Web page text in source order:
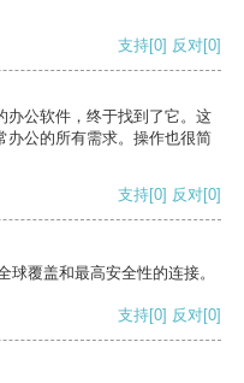
支持[0] 反对[0]
办公软件，终于找到了它。这
办公的所有需求。操作也很简
支持[0] 反对[0]
覆盖和最高安全性的连接。
支持[0] 反对[0]